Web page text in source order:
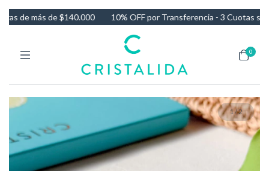
de más de $140.000 10% OFF por Transferencia - 3 Cuotas sin
0
1/2